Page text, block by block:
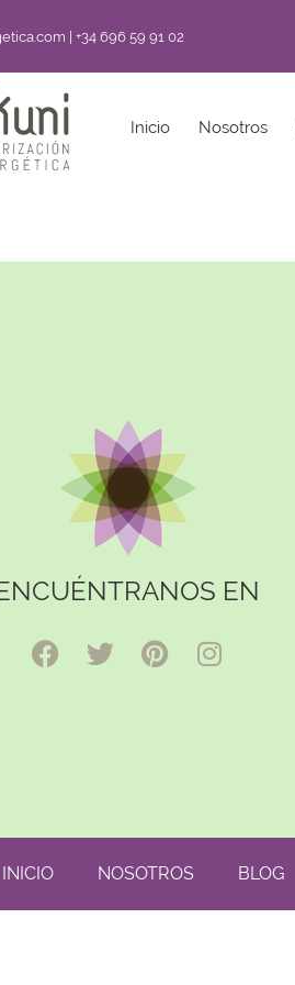
| +34 696 59 91 02
Inicio Nosotros
EN
INICIO NOSOTROS BLOG